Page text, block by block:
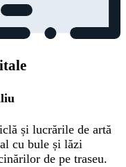
și lucrările de artă
cu bule și lăzi
de pe traseu.